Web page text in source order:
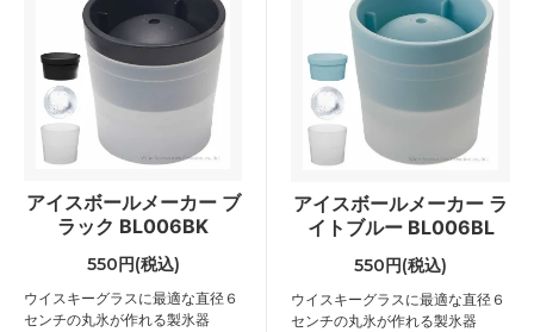
アイスボールメーカー ブ
ラック BL006BK
550円(税込)
ウイスキーグラスに最適な直径６
センチの丸氷が作れる製氷器
アイスボールメーカー ラ
イトブルー BL006BL
550円(税込)
ウイスキーグラスに最適な直径６
センチの丸氷が作れる製氷器